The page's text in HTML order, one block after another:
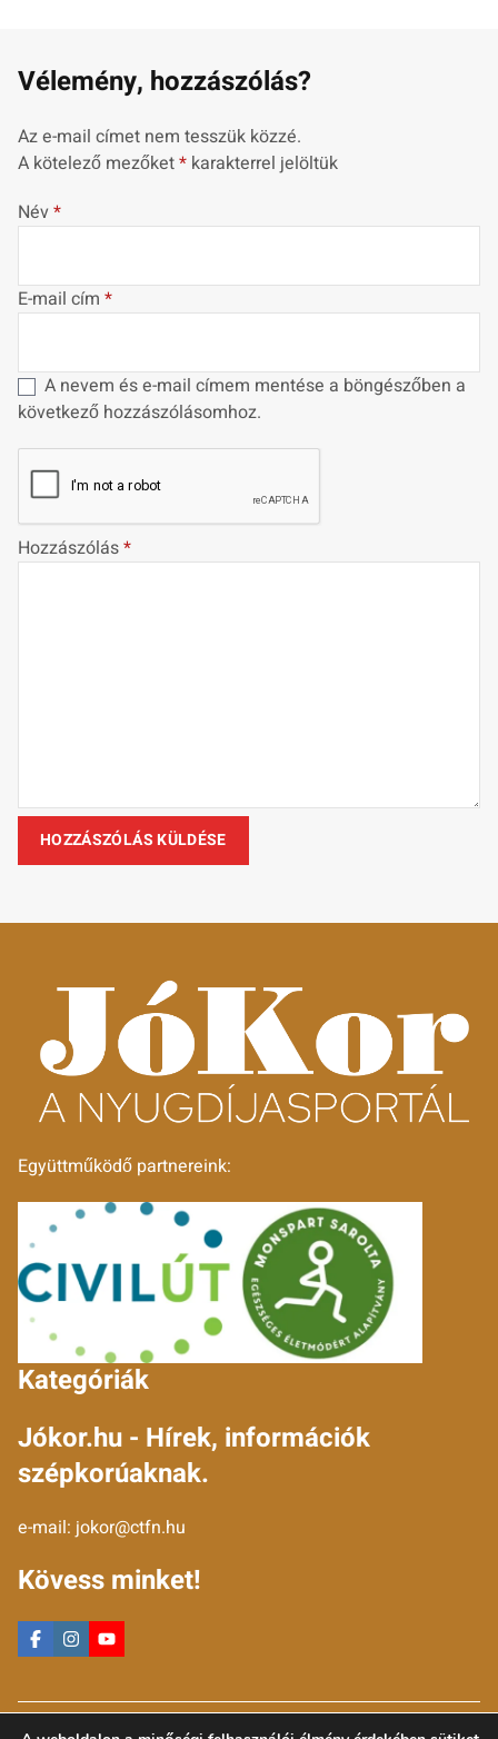
Vélemény, hozzászólás?
Az e-mail címet nem tesszük közzé.
A kötelező mezőket* karakterrel jelöltük
Név*
E-mail cím *
A nevem és e-mail címem mentése a böngészőben a
következő hozzászólásomhoz.
Hozzászólás*
Együttműködő partnereink:
Kategóriák
Jókor.hu - Hírek, információk
szépkorúaknak.
e-mail: jokor@ctfn.hu
Kövess minket!